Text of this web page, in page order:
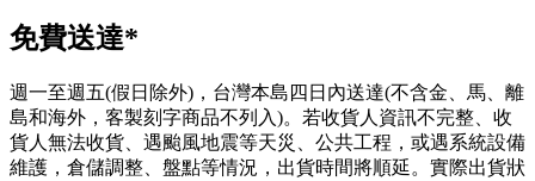
免費送達*
週一至週五(假日除外)，台灣本島四日內送達(不含金、馬、離
島和海外，客製刻字商品不列入)。若收貨人資訊不完整、收
貨人無法收貨、遇颱風地震等天災、公共工程，或遇系統設備
維護，倉儲調整、盤點等情況，出貨時間將順延。實際出貨狀